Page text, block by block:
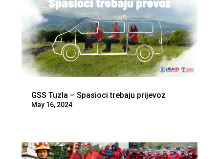
GSS Tuzla – Spasioci trebaju prijevoz
May 16, 2024